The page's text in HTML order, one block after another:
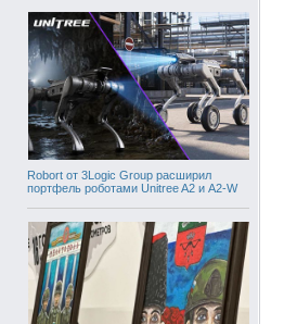
Robort от 3Logic Group расширил
портфель роботами Unitree A2 и A2-W